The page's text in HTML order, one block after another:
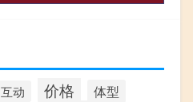
互动 价格 体型